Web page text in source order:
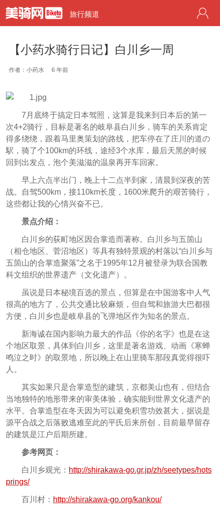
旅行频道
【小药水骑行日记】白川乡一周
作者：小药水 6 年前
7月底终于搞定日本驾照，这算是我来到日本后的第一
次4+2骑行，目标是著名的岐阜县白川乡，骑车的关系肯定
得多绕绕，跟着马里奥策划的路线，把车停在了庄川的道の
駅，骑了个100km的环线，途经3个水库，最后天黑的时候
回到出发点，泡个美滋滋的温泉再开车回家。
早上六点半出门，晚上十二点半到家，清晨到深夜的苦
战。自驾500km，接110km长度，1600米爬升的艰苦骑行，
这些都让我的心情兴奋不已。
景点介绍：
白川乡的荻町地区因合掌造而著称。白川乡与五箇山
（相仓地区、菅沼地区）等具有独特景观的村落以“白川乡与
五箇山的合掌造聚落”之名于1995年12月被登录为联合国教
科文组织的世界遗产（文化遗产）。
虽说是日本秘境百选的景点，但算是在中国游客中人气
很高的地方了，公共交通比较麻烦，但自驾和旅游大巴都很
方便，白川乡也是岐阜县的飞弹地区作为知名的景点。
新海诚在国内影响力最大的作品《你的名字》也是在这
个地区取景，具体到白川乡，这里是著名游戏、动画《寒蝉
鸣泣之时》的取景地，所以晚上在山里骑车那段真觉得很吓
人。
其实如果只是合掌造型的建筑，京都美山也有，但结合
当地独特的地形带来的审美体验，确实能到世界文化遗产的
水平。合掌造型在冬天因为可以避免积雪功效甚大，据说是
源平合战之后落败逃难至此的平氏后来所创，目前最早留存
的建筑是江户后期所建。
参考网页：
白川乡观光： http://shirakawa-go.gr.jp/zh/seetypes/hots
prings/
百川村： http://shirakawa-go.org/kankou/